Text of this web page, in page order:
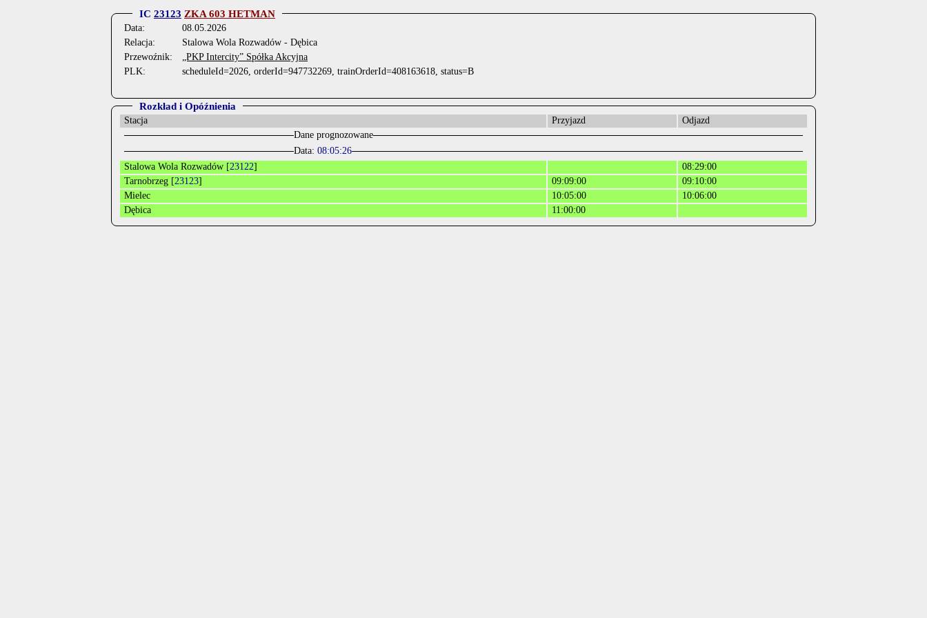
IC 23123 ZKA 603 HETMAN
Data:
08.05.2026
Relacja:
Stalowa Wola Rozwadów - Dębica
Przewoźnik:
„PKP Intercity” Spółka Akcyjna
PLK:
scheduleId=2026, orderId=947732269, trainOrderId=408163618, status=B
Rozkład i Opóźnienia
Stacja Przyjazd
Odjazd
Dane prognozowane
Data: 08:05:26
Stalowa Wola Rozwadów [23122]
08:29:00
Tarnobrzeg [23123] 09:09:00
09:10:00
Mielec
10:05:00
10:06:00
Dębica
11:00:00